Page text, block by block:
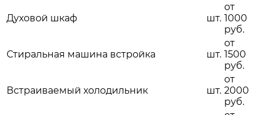
Духовой шкаф шт.
от
1000
руб.
Стиральная машина встройка шт.
от
1500
руб.
Встраиваемый холодильник шт.
от
2000
руб.